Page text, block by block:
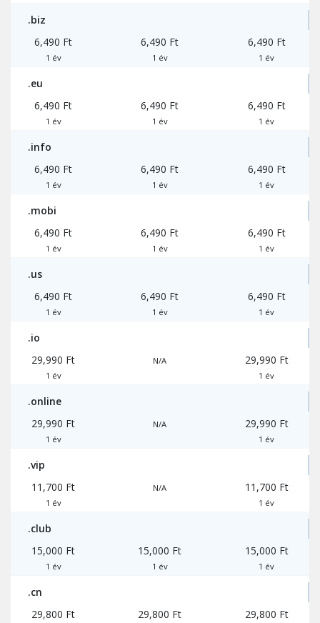
.biz
6,490 Ft
1 év
6,490 Ft
1 év
6,490 Ft
1 év
.eu
6,490 Ft
1 év
6,490 Ft
1 év
6,490 Ft
1 év
.info
6,490 Ft
1 év
6,490 Ft
1 év
6,490 Ft
1 év
.mobi
6,490 Ft
1 év
6,490 Ft
1 év
6,490 Ft
1 év
.us
6,490 Ft
1 év
6,490 Ft
1 év
6,490 Ft
1 év
.io
29,990 Ft
1 év
N/A 29,990 Ft
1 év
.online
29,990 Ft
1 év
N/A 29,990 Ft
1 év
.vip
11,700 Ft
1 év
N/A 11,700 Ft
1 év
.club
15,000 Ft
1 év
15,000 Ft
1 év
15,000 Ft
1 év
.cn
29,800 Ft
29,800 Ft 29,800 Ft